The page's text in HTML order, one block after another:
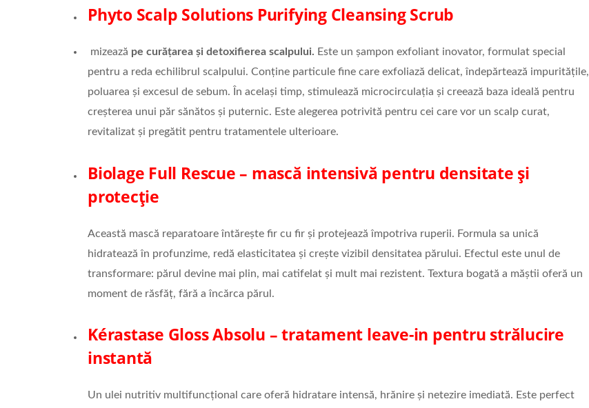
Phyto Scalp Solutions Purifying Cleansing Scrub
mizează pe curățarea și detoxifierea scalpului. Este un șampon exfoliant inovator, formulat special
pentru a reda echilibrul scalpului. Conține particule fine care exfoliază delicat, îndepărtează impuritățile,
poluarea și excesul de sebum. În același timp, stimulează microcirculația și creează baza ideală pentru
creșterea unui păr sănătos și puternic. Este alegerea potrivită pentru cei care vor un scalp curat,
revitalizat și pregătit pentru tratamentele ulterioare.
Biolage Full Rescue – mască intensivă pentru densitate și
protecție
Această mască reparatoare întărește fir cu fir și protejează împotriva ruperii. Formula sa unică
hidratează în profunzime, redă elasticitatea și crește vizibil densitatea părului. Efectul este unul de
transformare: părul devine mai plin, mai catifelat și mult mai rezistent. Textura bogată a măștii oferă un
moment de răsfăț, fără a încărca părul.
Kérastase Gloss Absolu –tratament leave-in pentru strălucire
instantă
Un ulei nutritiv multifuncțional care oferă hidratare intensă, hrănire și netezire imediată. Este perfect